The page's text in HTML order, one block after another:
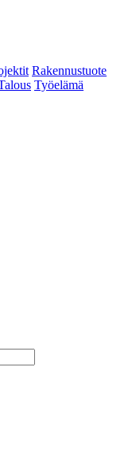
Rakennustuote
Työelämä